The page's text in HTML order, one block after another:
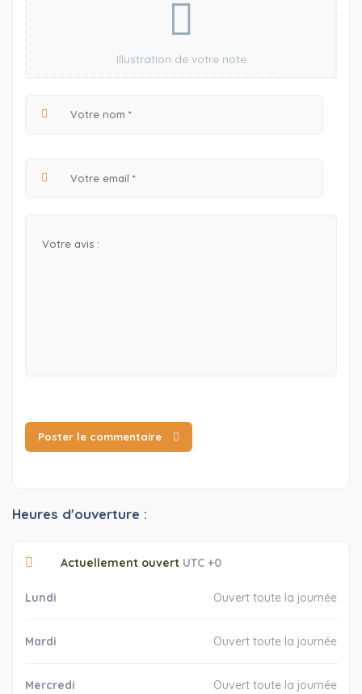
Illustration de votre note
Poster le commentaire
Heures d'ouverture :
Actuellement ouvert UTC +0
Lundi Ouvert toute la journée
Mardi Ouvert toute la journée
Mercredi Ouvert toute la journée